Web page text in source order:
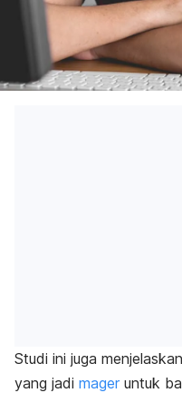
Studi ini juga
yang jadi mager untuk